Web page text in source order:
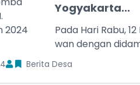
Yogyakarta...
Pada Hari Rabu,
wan dengan
Berita Desa